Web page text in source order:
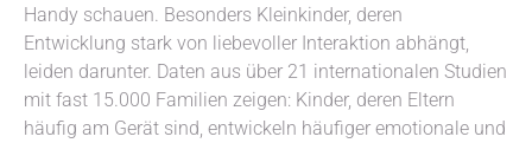
Handy schauen. Besonders Kleinkinder, deren
Entwicklung stark von liebevoller Interaktion abhängt,
leiden darunter. Daten aus über 21 internationalen Studien
mit fast 15.000 Familien zeigen: Kinder, deren Eltern
häufig am Gerät sind, entwickeln häufiger emotionale und